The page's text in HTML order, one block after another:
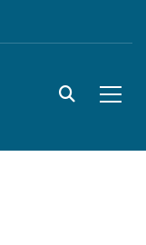
site.searc